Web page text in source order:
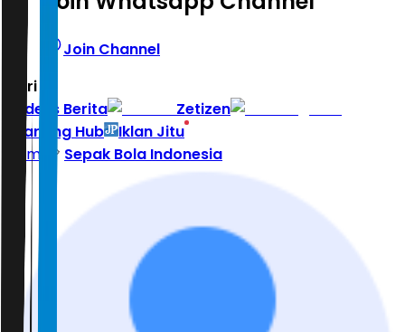
Join Channel
Hari ini
Indeks Berita
Zetizen
Learning Hub
Iklan Jitu
Home
Sepak Bola Indonesia